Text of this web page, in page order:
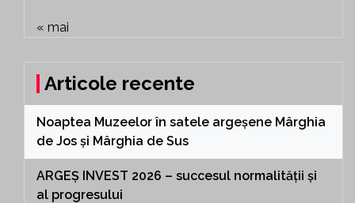
« mai
Articole recente
Noaptea Muzeelor în satele argeșene Mârghia
de Jos și Mârghia de Sus
ARGEȘ INVEST 2026 – succesul normalității și
al progresului